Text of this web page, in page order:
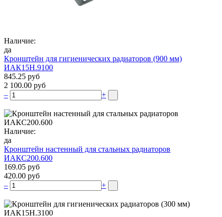
Наличие:
да
Кронштейн для гигиенических радиаторов (900 мм)
ИАК15Н.9100
845.25 руб
2 100.00 руб
–
+
Наличие:
да
Кронштейн настенный для стальных радиаторов
ИАКС200.600
169.05 руб
420.00 руб
–
+